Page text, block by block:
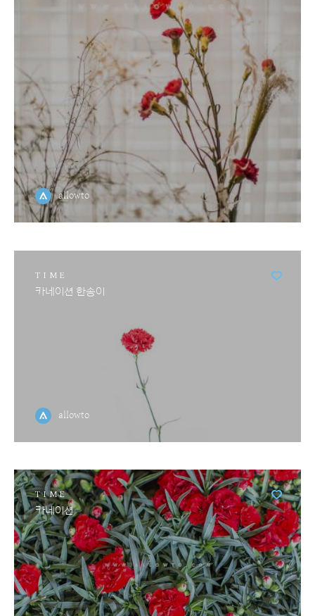
allowto
TIME
카네이션 한송이
allowto
TIME
카네이션